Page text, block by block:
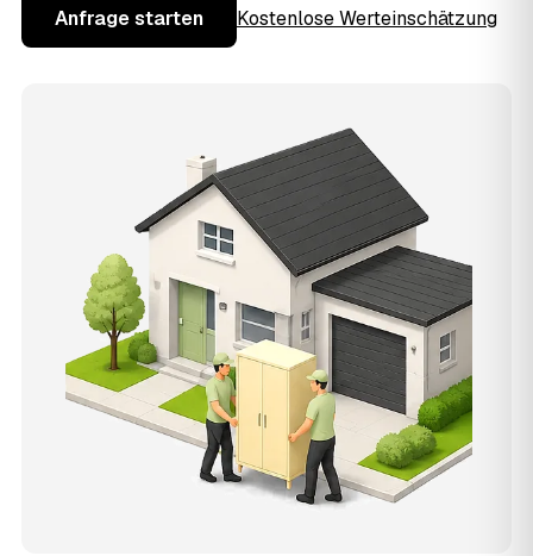
Anfrage starten Kostenlose Werteinschätzung